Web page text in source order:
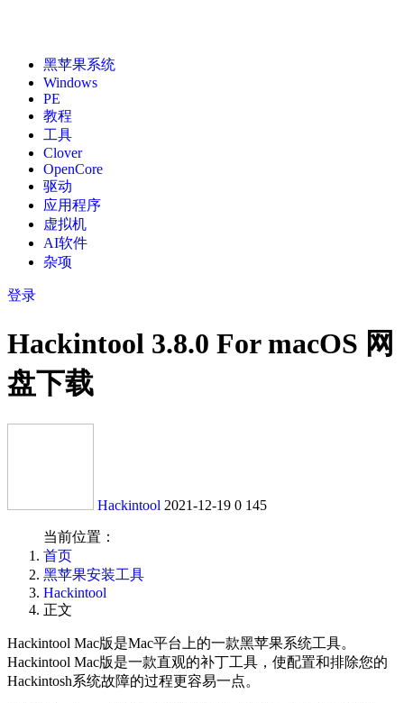
黑苹果系统
Windows
PE
教程
工具
Clover
OpenCore
驱动
应用程序
虚拟机
AI软件
杂项
登录
Hackintool 3.8.0 For macOS 网
盘下载
Hackintool 2021-12-19 0 145
当前位置：
首页
黑苹果安装工具
Hackintool
正文
Hackintool Mac版是Mac平台上的一款黑苹果系统工具。
Hackintool Mac版是一款直观的补丁工具，使配置和排除您的
Hackintosh系统故障的过程更容易一点。